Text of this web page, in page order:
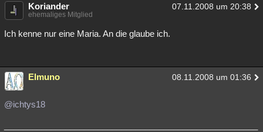
Koriander 07.11.2008 um 20:38
ehemaliges Mitglied
Ich kenne nur eine Maria. An die glaube ich.
Elmuno 08.11.2008 um 01:36
@ichtys18